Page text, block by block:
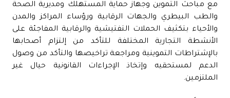
مع مباحث التموين وجهاز حماية المستهلك ومديرية الصحة
والطب البيطري والجهات الرقابية ورؤساء المراكز والمدن
والأحياء بتكثيف الحملات التفتيشية والرقابية المفاجئة على
الأنشطة التجارية المختلفة للتأكد من إلتزام أصحابها
بالإشتراطات التموينية ومراجعة تراخيصها والتأكد من وصول
الدعم لمستحقيه وإتخاذ الإجراءات القانونية حيال غير
الملتزمين.